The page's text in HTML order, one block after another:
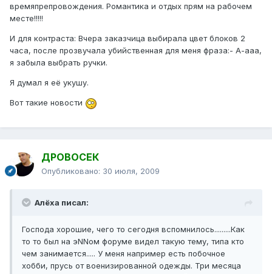
времяпрепровождения. Романтика и отдых прям на рабочем
месте!!!!!
И для контраста: Вчера заказчица выбирала цвет блоков 2
часа, после прозвучала убийственная для меня фраза:- А-ааа,
я забыла выбрать ручки.
Я думал я её укушу.
Вот такие новости
ДРОВОСЕК
Опубликовано: 30 июля, 2009
Алёха писал:
Господа хорошие, чего то сегодня вспомнилось.........Как
то то был на эNNом форуме видел такую тему, типа кто
чем занимается..... У меня например есть побочное
хобби, прусь от военизированной одежды. Три месяца